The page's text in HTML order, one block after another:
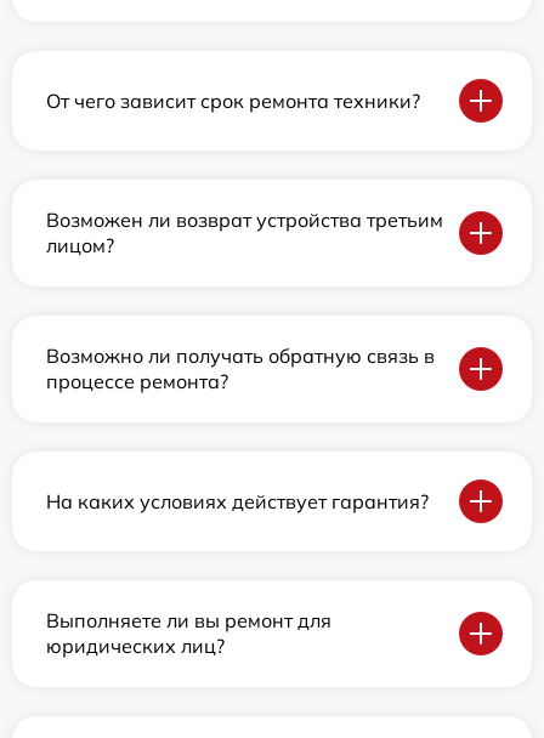
От чего зависит срок ремонта техники?
Возможен ли возврат устройства третьим
лицом?
Возможно ли получать обратную связь в
процессе ремонта?
На каких условиях действует гарантия?
Выполняете ли вы ремонт для
юридических лиц?